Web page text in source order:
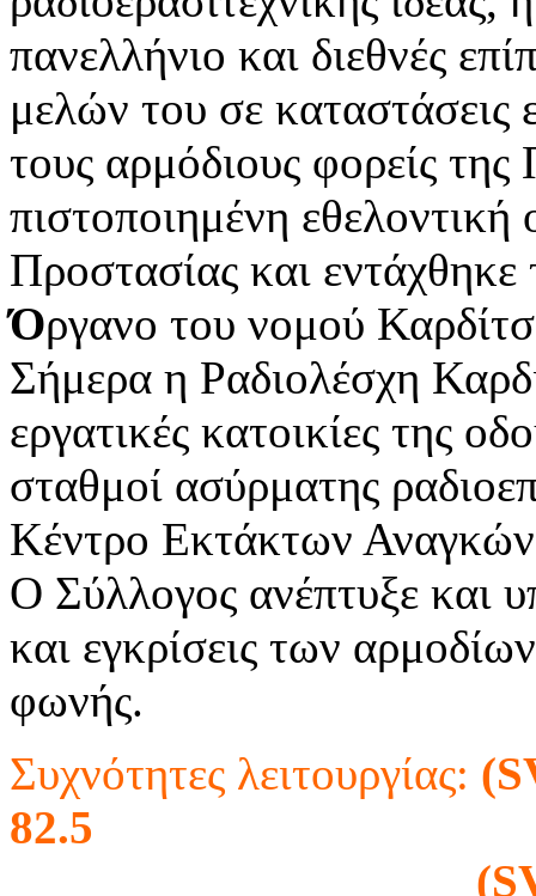
πανελλήνιο και διεθνές
μελών του σε καταστάσεις
τους αρμόδιους φορείς της
πιστοποιημένη
Προστασίας και
Όργανο του νομού
Σήμερα η Ραδιολέσχη
εργατικές κατοικίες της
σταθμοί ασύρματης
Κέντρο Εκτάκτων
Ο Σύλλογος ανέπτυξε και
και εγκρίσεις των
φωνής.
Συχνότητες λειτουργίας:
82.5
(SV4D RU4 )